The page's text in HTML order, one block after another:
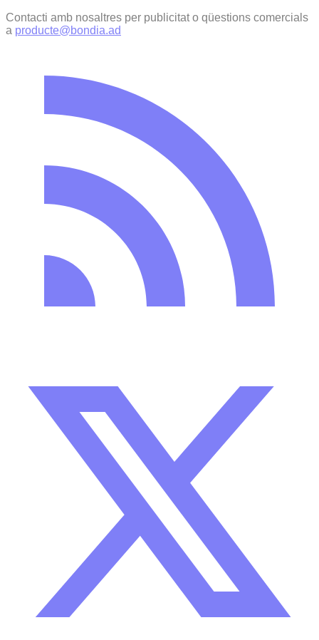
Contacti amb nosaltres per publicitat o qüestions comercials
a producte@bondia.ad